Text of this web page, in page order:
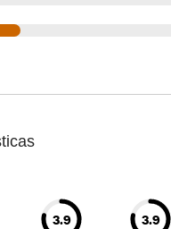
out of 55 reviews
3.9 3.9